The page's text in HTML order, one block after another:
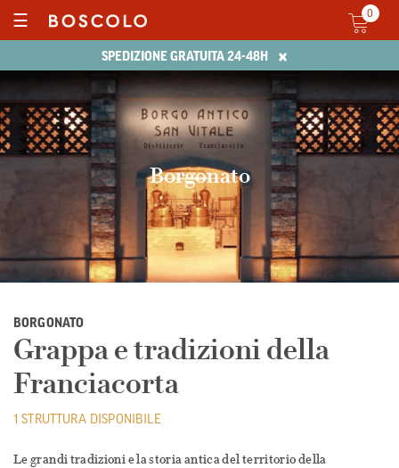
SPEDIZIONE GRATUITA 24-48H ×
☰ 0
Borgonato
BORGONATO
Grappa e tradizioni della
Franciacorta
1 STRUTTURA DISPONIBILE
Le grandi tradizioni e la storia antica del territorio della